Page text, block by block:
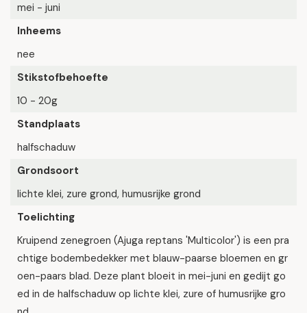
mei - juni
Inheems
nee
Stikstofbehoefte
10 - 20g
Standplaats
halfschaduw
Grondsoort
lichte klei, zure grond, humusrijke grond
Toelichting
Kruipend zenegroen (Ajuga reptans 'Multicolor') is een pra
chtige bodembedekker met blauw-paarse bloemen en gr
oen-paars blad. Deze plant bloeit in mei-juni en gedijt go
ed in de halfschaduw op lichte klei, zure of humusrijke gro